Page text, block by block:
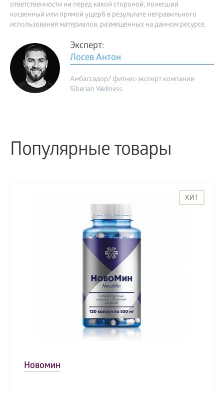
ответственности ни перед какой стороной, понесший
косвенный или прямой ущерб в результате неправильного
использования материалов, размещенных на данном ресурсе.
Эксперт:
Лосев Антон
Амбассадор/ фитнес-эксперт компании
Siberian Wellness
Популярные товары
ХИТ
Новомин